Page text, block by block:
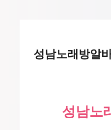
성남노래방알
성남노